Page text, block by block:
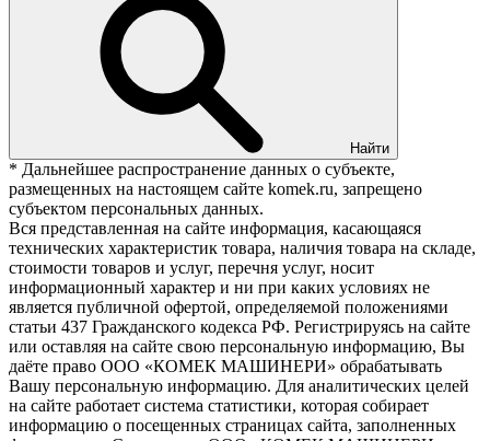
Найти
* Дальнейшее распространение данных о субъекте,
размещенных на настоящем сайте komek.ru, запрещено
субъектом персональных данных.
Вся представленная на сайте информация, касающаяся
технических характеристик товара, наличия товара на складе,
стоимости товаров и услуг, перечня услуг, носит
информационный характер и ни при каких условиях не
является публичной офертой, определяемой положениями
статьи 437 Гражданского кодекса РФ. Регистрируясь на сайте
или оставляя на сайте свою персональную информацию, Вы
даёте право ООО «КОМЕК МАШИНЕРИ» обрабатывать
Вашу персональную информацию. Для аналитических целей
на сайте работает система статистики, которая собирает
информацию о посещенных страницах сайта, заполненных